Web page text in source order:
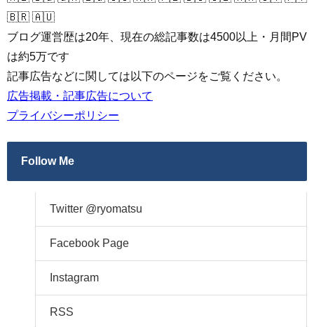
🇧🇷 🇦🇺
ブログ運営歴は20年、現在の総記事数は4500以上・月間PV
は約5万です
記事広告などに関しては以下のページをご覧ください。
広告掲載・記事広告について
プライバシーポリシー
Follow Me
Twitter @ryomatsu
Facebook Page
Instagram
RSS